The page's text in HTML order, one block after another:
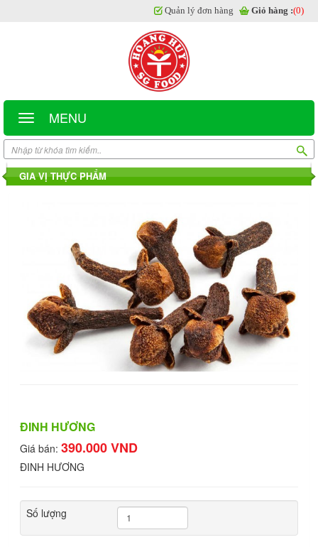
MENU
Quản lý đơn hàng Giỏ hàng :(0)
GIA VỊ THỰC PHẨM
ĐINH HƯƠNG
Giá bán: 390.000 VND
ĐINH HƯƠNG
Số lượng